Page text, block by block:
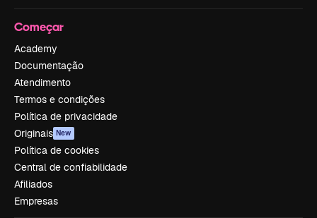
Começar
Academy
Documentação
Atendimento
Termos e condições
Política de privacidade
Originais New
Política de cookies
Central de confiabilidade
Afiliados
Empresas